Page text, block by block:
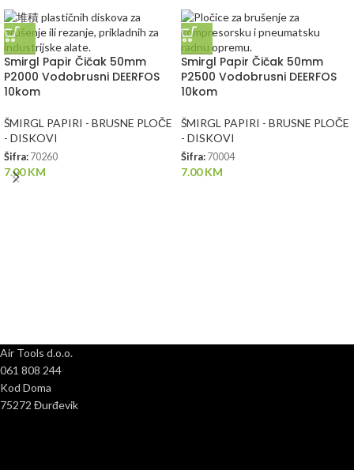
Smirgl Papir Čičak 50mm
P2000 Vodobrusni DEERFOS
10kom
ŠMIRGL PAPIRI - BRUSNE PLOČE
- DISKOVI
Šifra: 70260
7.00KM
Smirgl Papir Čičak 50mm
P2500 Vodobrusni DEERFOS
10kom
ŠMIRGL PAPIRI - BRUSNE PLOČE
- DISKOVI
Šifra: 70004
7.00KM
Air Tools d.o.o.
061 808 244
Kod Doma
75272 Đurđevik